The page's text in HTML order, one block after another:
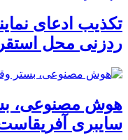
تکذیب ادعای
ردزنی محل
سایبری